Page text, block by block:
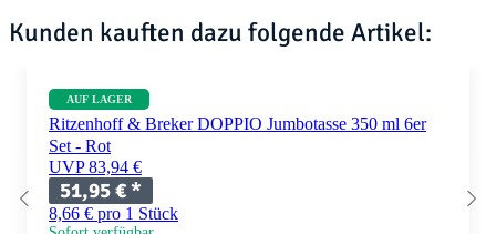
Kunden kauften dazu folgende Artikel:
AUF LAGER
Ritzenhoff & Breker DOPPIO Jumbotasse 350 ml 6er
Set - Rot
UVP 83,94 €
51,95 €*
8,66 € pro 1 Stück